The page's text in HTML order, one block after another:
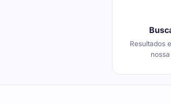
Resultados